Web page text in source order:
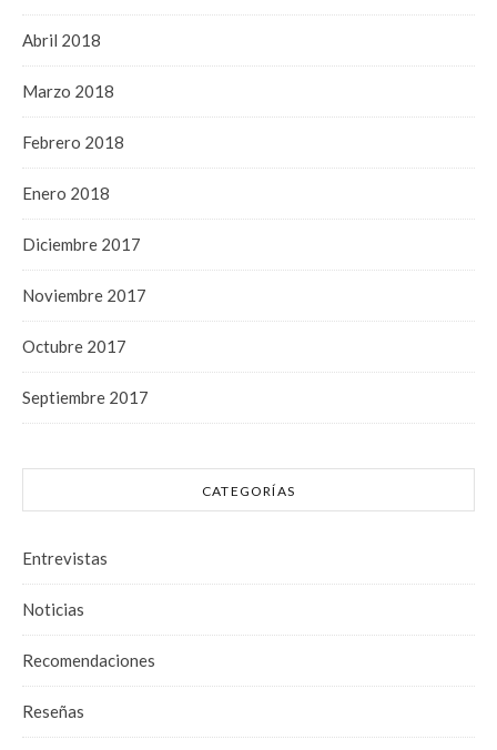
Abril 2018
Marzo 2018
Febrero 2018
Enero 2018
Diciembre 2017
Noviembre 2017
Octubre 2017
Septiembre 2017
CATEGORÍAS
Entrevistas
Noticias
Recomendaciones
Reseñas